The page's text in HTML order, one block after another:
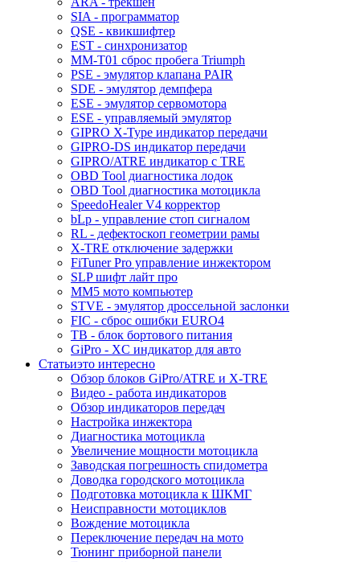
SIA - программатор
QSE - квикшифтер
EST - синхронизатор
MM-T01 сброс пробега Triumph
PSE - эмулятор клапана PAIR
SDE - эмулятор демпфера
ESE - эмулятор сервомотора
ESE - управляемый эмулятор
GIPRO X-Type индикатор передачи
GIPRO-DS индикатор передачи
GIPRO/ATRE индикатор с TRE
OBD Tool диагностика лодок
OBD Tool диагностика мотоцикла
SpeedoHealer V4 корректор
bLp - управление стоп сигналом
RL - дефектоскоп геометрии рамы
X-TRE отключение задержки
FiTuner Pro управление инжектором
SLP шифт лайт про
MM5 мото компьютер
STVE - эмулятор дроссельной заслонки
FIC - сброс ошибки EURO4
TB - блок бортового питания
GiPro - XC индикатор для авто
Статьиэто интересно
Обзор блоков GiPro/ATRE и X-TRE
Видео - работа индикаторов
Обзор индикаторов передач
Настройка инжектора
Диагноcтика мотоцикла
Увеличение мощности мотоцикла
Заводская погрешность спидометра
Доводка городского мотоцикла
Подготовка мотоцикла к ШКМГ
Неисправности мотоциклов
Вождение мотоцикла
Переключение передач на мото
Тюнинг приборной панели